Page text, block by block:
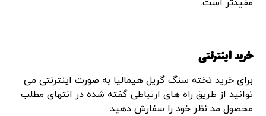
مفیدتر است.
خرید اینترنتی
برای خرید تخته سنگ گریل هیمالیا به صورت اینترنتی می
توانید از طریق راه های ارتباطی گفته شده در انتهای مطلب
محصول مد نظر خود را سفارش دهید.